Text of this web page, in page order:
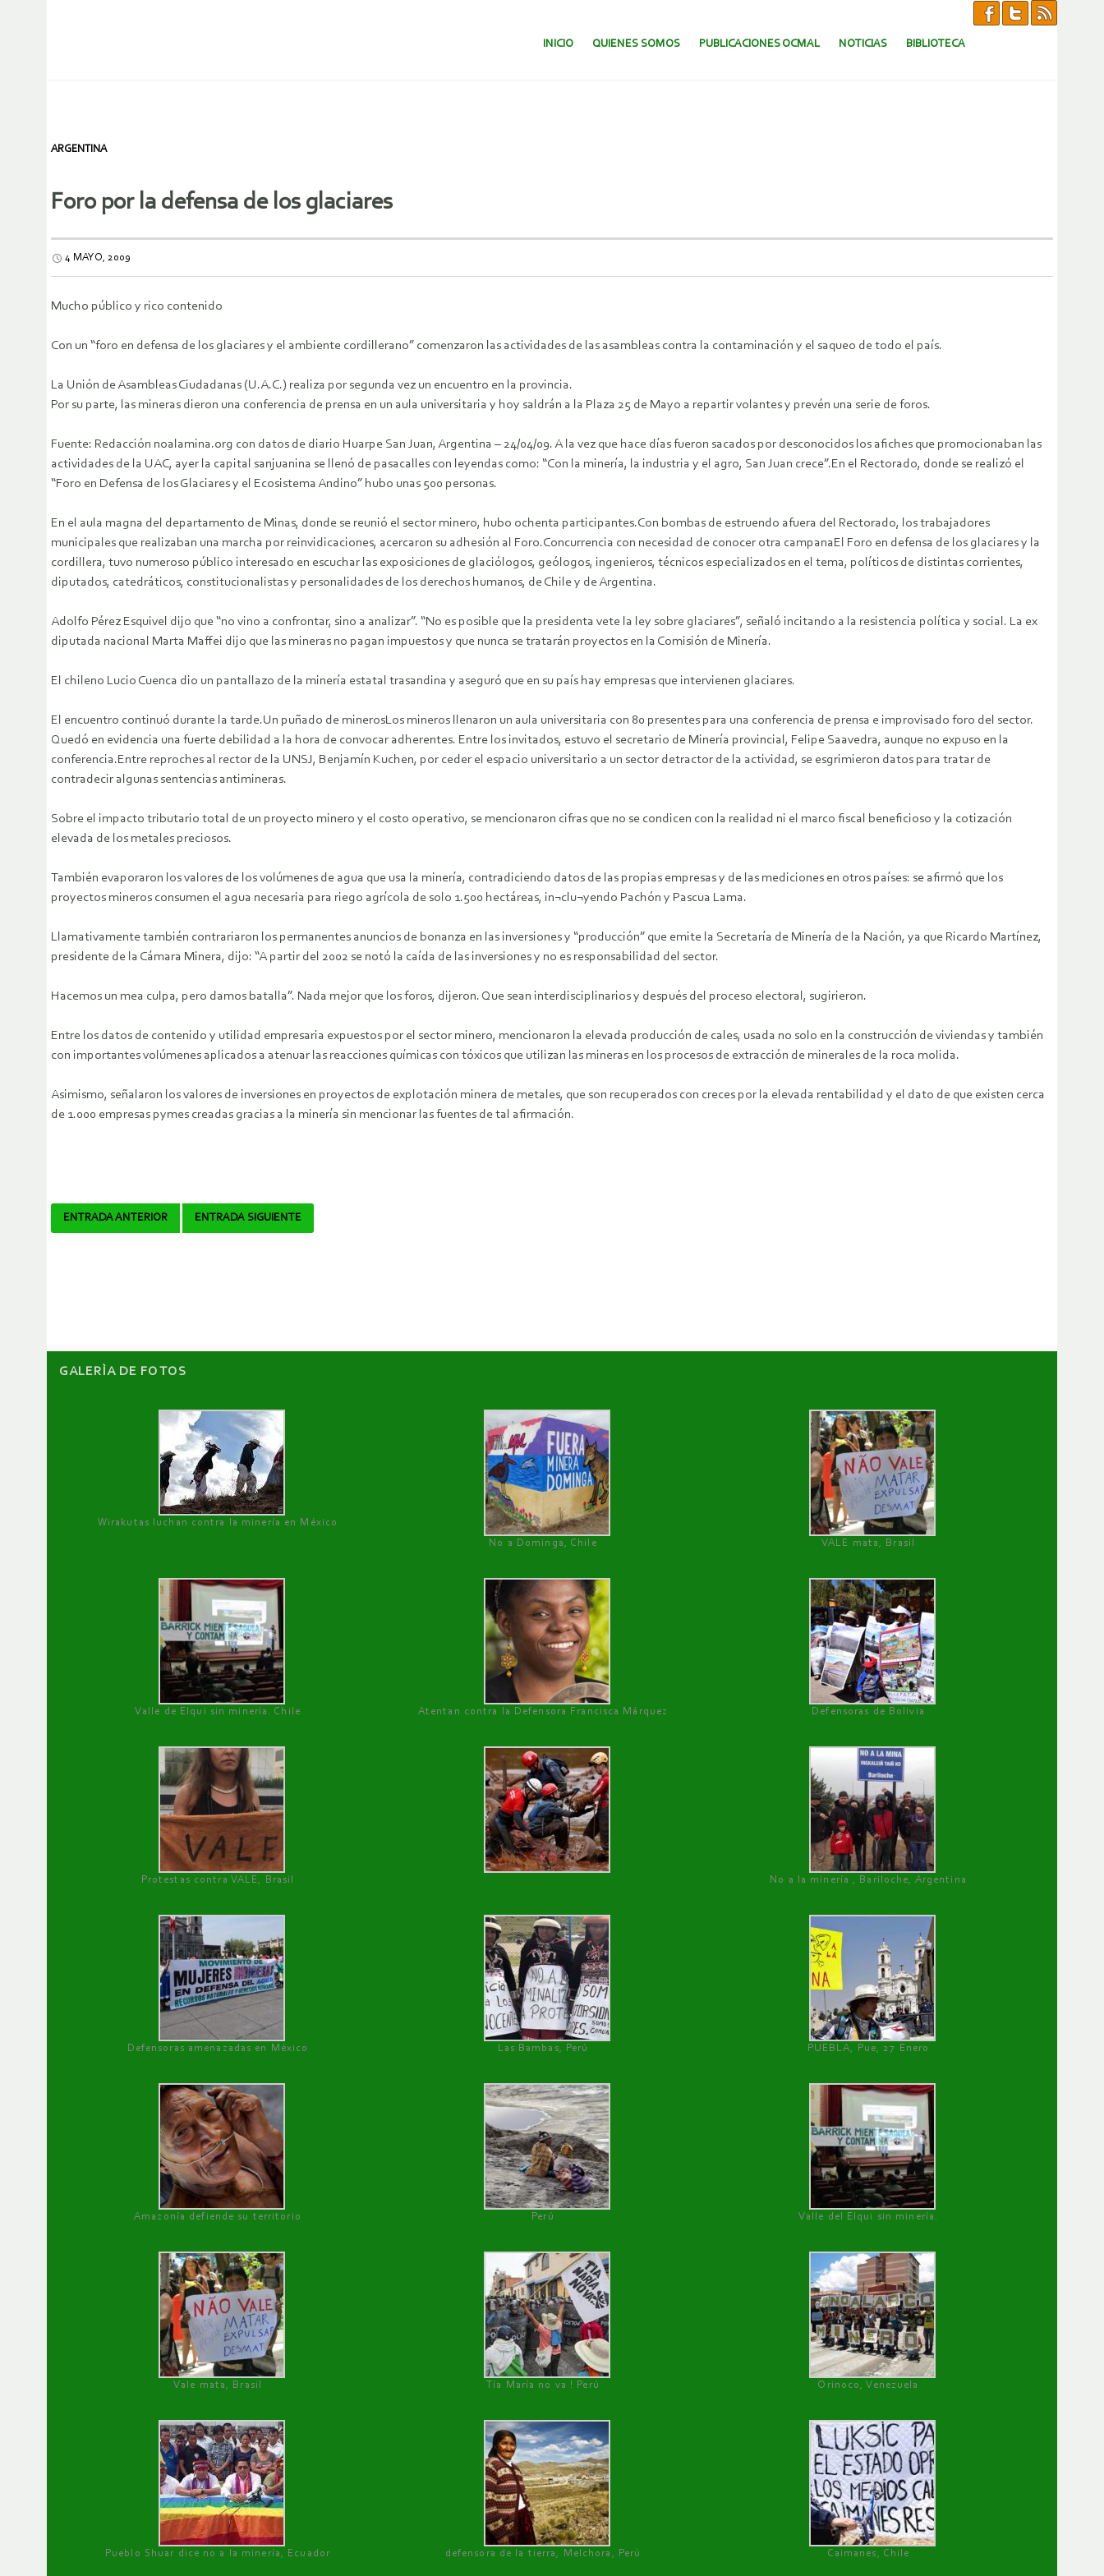
SALTAR AL CONTENIDO.
INICIO QUIENES SOMOS PUBLICACIONES OCMAL NOTICIAS BIBLIOTECA
ARGENTINA
Foro por la defensa de los glaciares
4 MAYO, 2009
Mucho público y rico contenido
Con un “foro en defensa de los glaciares y el ambiente cordillerano” comenzaron las actividades de las asambleas contra la contaminación y el saqueo de todo el país.
La Unión de Asambleas Ciudadanas (U.A.C.) realiza por segunda vez un encuentro en la provincia.
Por su parte, las mineras dieron una conferencia de prensa en un aula universitaria y hoy saldrán a la Plaza 25 de Mayo a repartir volantes y prevén una serie de foros.
Fuente: Redacción noalamina.org con datos de diario Huarpe San Juan, Argentina – 24/04/09.A la vez que hace días fueron sacados por desconocidos los afiches que promocionaban las
actividades de la UAC, ayer la capital sanjuanina se llenó de pasacalles con leyendas como: “Con la minería, la industria y el agro, San Juan crece”.En el Rectorado, donde se realizó el
“Foro en Defensa de los Glaciares y el Ecosistema Andino” hubo unas 500 personas.
En el aula magna del departamento de Minas, donde se reunió el sector minero, hubo ochenta participantes.Con bombas de estruendo afuera del Rectorado, los trabajadores
municipales que realizaban una marcha por reinvidicaciones, acercaron su adhesión al Foro.Concurrencia con necesidad de conocer otra campanaEl Foro en defensa de los glaciares y la
cordillera, tuvo numeroso público interesado en escuchar las exposiciones de glaciólogos, geólogos, ingenieros, técnicos especializados en el tema, políticos de distintas corrientes,
diputados, catedráticos, constitucionalistas y personalidades de los derechos humanos, de Chile y de Argentina.
Adolfo Pérez Esquivel dijo que “no vino a confrontar, sino a analizar”. “No es posible que la presidenta vete la ley sobre glaciares”, señaló incitando a la resistencia política y social. La ex
diputada nacional Marta Maffei dijo que las mineras no pagan impuestos y que nunca se tratarán proyectos en la Comisión de Minería.
El chileno Lucio Cuenca dio un pantallazo de la minería estatal trasandina y aseguró que en su país hay empresas que intervienen glaciares.
El encuentro continuó durante la tarde.Un puñado de minerosLos mineros llenaron un aula universitaria con 80 presentes para una conferencia de prensa e improvisado foro del sector.
Quedó en evidencia una fuerte debilidad a la hora de convocar adherentes. Entre los invitados, estuvo el secretario de Minería provincial, Felipe Saavedra, aunque no expuso en la
conferencia.Entre reproches al rector de la UNSJ, Benjamín Kuchen, por ceder el espacio universitario a un sector detractor de la actividad, se esgrimieron datos para tratar de
contradecir algunas sentencias antimineras.
Sobre el impacto tributario total de un proyecto minero y el costo operativo, se mencionaron cifras que no se condicen con la realidad ni el marco fiscal beneficioso y la cotización
elevada de los metales preciosos.
También evaporaron los valores de los volúmenes de agua que usa la minería, contradiciendo datos de las propias empresas y de las mediciones en otros países: se afirmó que los
proyectos mineros consumen el agua necesaria para riego agrícola de solo 1.500 hectáreas, in¬clu¬yendo Pachón y Pascua Lama.
Llamativamente también contrariaron los permanentes anuncios de bonanza en las inversiones y “producción” que emite la Secretaría de Minería de la Nación, ya que Ricardo Martínez,
presidente de la Cámara Minera, dijo: “A partir del 2002 se notó la caída de las inversiones y no es responsabilidad del sector.
Hacemos un mea culpa, pero damos batalla”. Nada mejor que los foros, dijeron. Que sean interdisciplinarios y después del proceso electoral, sugirieron.
Entre los datos de contenido y utilidad empresaria expuestos por el sector minero, mencionaron la elevada producción de cales, usada no solo en la construcción de viviendas y también
con importantes volúmenes aplicados a atenuar las reacciones químicas con tóxicos que utilizan las mineras en los procesos de extracción de minerales de la roca molida.
Asimismo, señalaron los valores de inversiones en proyectos de explotación minera de metales, que son recuperados con creces por la elevada rentabilidad y el dato de que existen cerca
de 1.000 empresas pymes creadas gracias a la minería sin mencionar las fuentes de tal afirmación.
Navegador
ENTRADA ANTERIOR ENTRADA SIGUIENTE
GALERÌA DE FOTOS
Wirakutas luchan contra la minería en México
No a Dominga, Chile
VALE mata, Brasil
Valle de Elqui sin minería. Chile Atentan contra la Defensora Francisca Márquez Defensoras de Bolivia
Protestas contra VALE, Brasil No a la minería , Bariloche, Argentina
Defensoras amenazadas en México Las Bambas, Perú PUEBLA, Pue, 27 Enero
Amazonía defiende su territorio Perú Valle del Elqui sin minería.
Vale mata, Brasil Tía María no va ! Perú Orinoco, Venezuela
Pueblo Shuar dice no a la minería, Ecuador defensora de la tierra, Melchora, Perú Caimanes, Chile